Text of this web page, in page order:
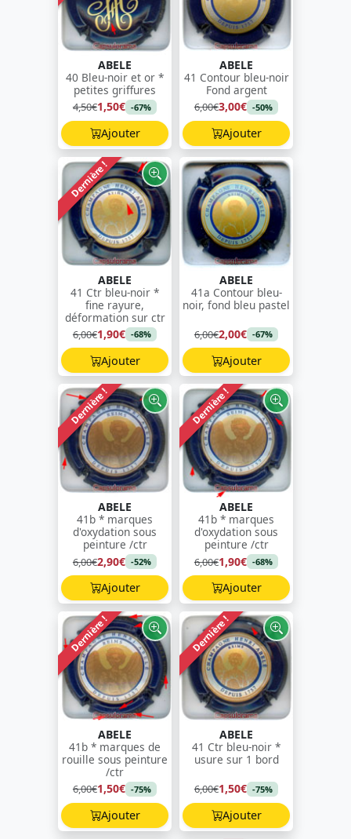
ABELE
40 Bleu-noir et or *
petites griffures
4,50€1,50€ -67%
Ajouter
ABELE
41 Contour bleu-noir
Fond argent
6,00€3,00€ -50%
Ajouter
Dernière !
ABELE
41 Ctr bleu-noir *
fine rayure,
déformation sur ctr
6,00€1,90€ -68%
Ajouter
ABELE
41a Contour bleu-
noir, fond bleu pastel
6,00€2,00€ -67%
Ajouter
Dernière !
ABELE
41b * marques
d'oxydation sous
peinture /ctr
6,00€2,90€ -52%
Ajouter
Dernière !
ABELE
41b * marques
d'oxydation sous
peinture /ctr
6,00€1,90€ -68%
Ajouter
Dernière !
ABELE
41b * marques de
rouille sous peinture
/ctr
6,00€1,50€ -75%
Ajouter
Dernière !
ABELE
41 Ctr bleu-noir *
usure sur 1 bord
6,00€1,50€ -75%
Ajouter